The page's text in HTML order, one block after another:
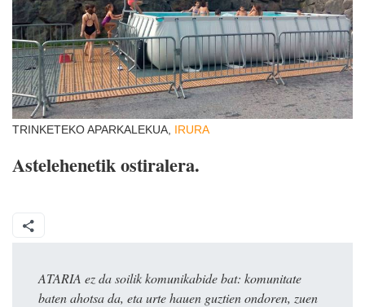
TRINKETEKO APARKALEKUA, IRURA
Astelehenetik ostiralera.
ATARIA ez da soilik komunikabide bat: komunitate
baten ahotsa da, eta urte hauen guztien ondoren, zuen